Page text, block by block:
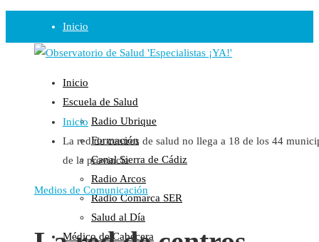
Inicio
Observatorio
Opinión
Radio
Guadalinfo Salud
Radio Guadalete
COPE Pontevedra
Salud en Radio Ubrique
Salud en Verano
Inicio
Escuela de Salud
Radio Ubrique
Formación
Canal Sierra de Cádiz
Radio Arcos
Radio Comarca SER
Salud al Día
Médico de Cabecera
Inicio
La red de centros de salud no llega a 18 de los 44
de la provincia
Medios de Comunicación